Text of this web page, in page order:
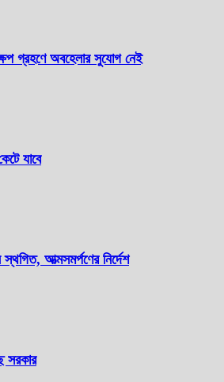
গ্রহণে অবহেলার সুযোগ নেই
যাবে
আত্মসমর্পণের নির্দেশ
সরকার